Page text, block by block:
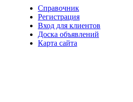
Справочник
Регистрация
Вход для клиентов
Доска объявлений
Карта сайта